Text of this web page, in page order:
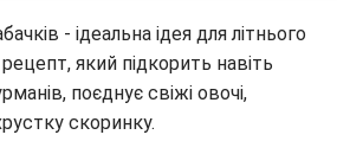
- ідеальна ідея для літнього
який підкорить навіть
поєднує свіжі овочі,
скоринку.